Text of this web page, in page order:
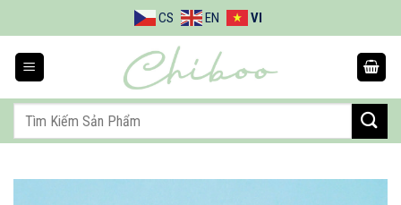
qua
dung
CS EN VI
Tìm